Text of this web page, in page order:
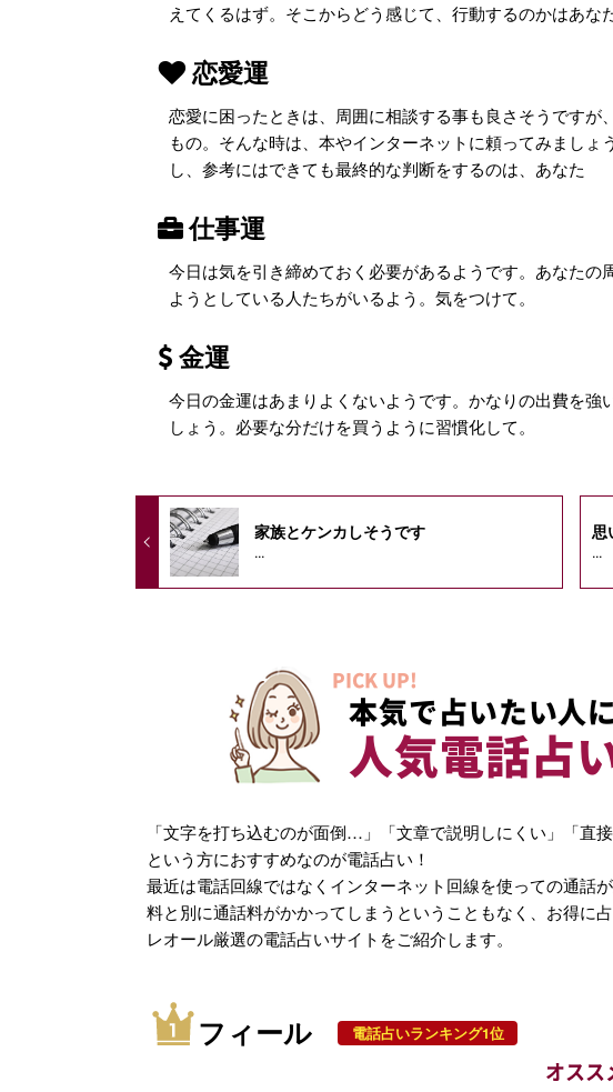
えてくるはず。そこからどう感じて、行動するのかはあな
恋愛運
恋愛に困ったときは、周囲に相談する事も良さそうです
もの。そんな時は、本やインターネットに頼ってみまし
し、参考にはできても最終的な判断をするのは、あなた
仕事運
今日は気を引き締めておく必要があるようです。あなた
ようとしている人たちがいるよう。気をつけて。
金運
今日の金運はあまりよくないようです。かなりの出費を強
しょう。必要な分だけを買うように習慣化して。
家族とケンカしそうです
...
思
...
PICK UP!
本気で占いたい人
人気電話占
「文字を打ち込むのが面倒…」「文章で説明しにくい」「直
という方におすすめなのが電話占い！
最近は電話回線ではなくインターネット回線を使っての通話
料と別に通話料がかかってしまうということもなく、お得に
レオール厳選の電話占いサイトをご紹介します。
フィール 電話占いランキング1位
オスス